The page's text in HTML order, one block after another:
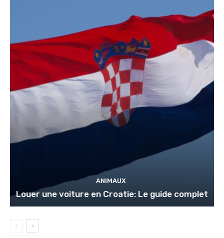
ANIMAUX
Louer une voiture en Croatie: Le guide complet